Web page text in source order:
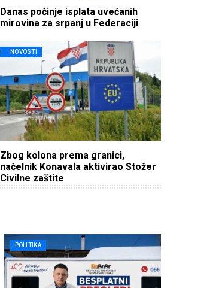
Danas počinje isplata uvećanih
mirovina za srpanj u Federaciji
NOVOSTI
Zbog kolona prema granici,
načelnik Konavala aktivirao Stožer
Civilne zaštite
POLITIKA